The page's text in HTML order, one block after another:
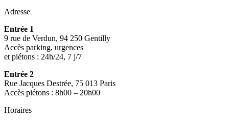
Adresse
Entrée 1
9 rue de Verdun, 94 250 Gentilly
Accès parking, urgences
et piétons : 24h/24, 7 j/7
Entrée 2
Rue Jacques Destrée, 75 013 Paris
Accès piétons : 8h00 – 20h00
Horaires